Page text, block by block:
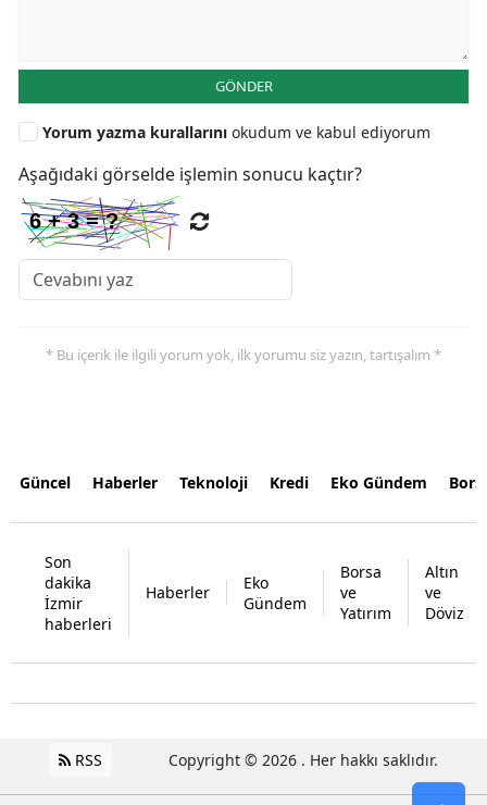
GÖNDER
Yorum yazma kurallarını okudum ve kabul ediyorum
Aşağıdaki görselde işlemin sonucu kaçtır?
* Bu içerik ile ilgili yorum yok, ilk yorumu siz yazın, tartışalım *
Güncel Haberler Teknoloji Kredi Eko Gündem
Son
dakika
İzmir
haberleri
Haberler
Eko
Gündem
Borsa
ve
Yatırım
Altın
ve
Döviz
RSS Copyright © 2026 . Her hakkı saklıdır.